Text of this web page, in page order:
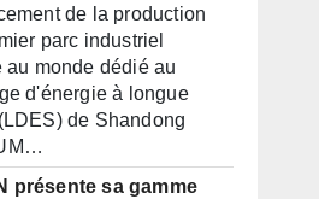
de la production
parc industriel
au monde dédié au
d'énergie à longue
de Shandong
présente sa gamme